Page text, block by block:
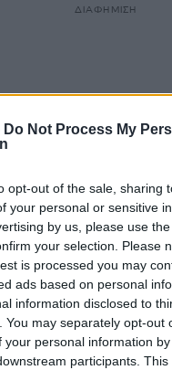
Do Not Process My
opt-out of the sale, sharing
your personal or sensitive
by us, please use
your selection. Please
is processed you may
ads based on personal
information disclosed to
You may separately opt-out
your personal information
participants.
ΔΙΑΦΗΜΙΣΗ